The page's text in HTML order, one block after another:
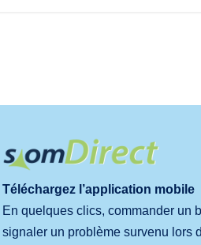
Téléchargez l’application mobile
En quelques clics, commander un
signaler un problème survenu lors